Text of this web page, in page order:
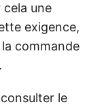
cela une
exigence,
commande
le